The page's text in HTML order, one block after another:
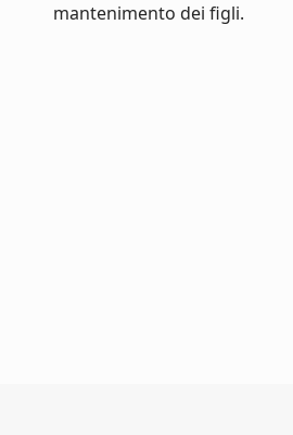
mantenimento dei figli.